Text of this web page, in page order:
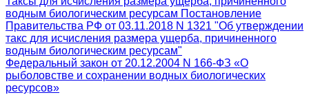
водным биологическим ресурсам Постановление
Правительства РФ от 03.11.2018 N 1321 "Об утверждении
такс для исчисления размера ущерба, причиненного
водным биологическим ресурсам"
Федеральный закон от 20.12.2004 N 166-ФЗ «О
рыболовстве и сохранении водных биологических
ресурсов»